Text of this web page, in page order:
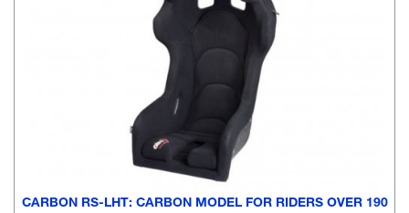
CARBON RS-LHT: CARBON MODEL FOR RIDERS OVER 190